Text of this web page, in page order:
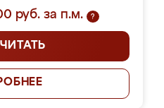
руб. за п.м.
?